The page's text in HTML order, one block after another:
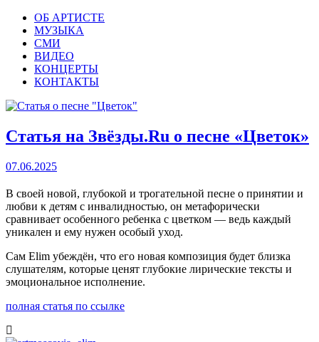
ОБ АРТИСТЕ
МУЗЫКА
СМИ
ВИДЕО
КОНЦЕРТЫ
КОНТАКТЫ
Статья на Звёзды.Ru о песне «Цветок»
07.06.2025
В своей новой, глубокой и трогательной песне о принятии и
любви к детям с инвалидностью, он метафорически
сравнивает особенного ребенка с цветком — ведь каждый
уникален и ему нужен особый уход.
Сам Elim убеждён, что его новая композиция будет близка
слушателям, которые ценят глубокие лирические тексты и
эмоциональное исполнение.
полная статья по ссылке